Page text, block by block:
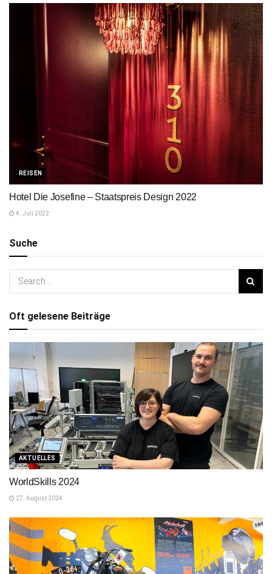
REISEN
Hotel Die Josefine – Staatspreis Design 2022
4. Juli 2022
Suche
Oft gelesene Beiträge
AKTUELLES
WorldSkills 2024
27. August 2024